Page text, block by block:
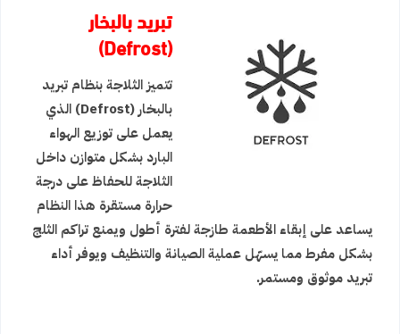
تبريد بالبخار
(Defrost)
تتميز الثلاجة بنظام تبريد
بالبخار (Defrost) الذي
يعمل على توزيع الهواء
البارد بشكل متوازن داخل
الثلاجة للحفاظ على درجة
حرارة مستقرة هذا النظام
يساعد على إبقاء الأطعمة طازجة لفترة أطول ويمنع تراكم الثلج
بشكل مفرط مما يسهّل عملية الصيانة والتنظيف ويوفر أداء
تبريد موثوق ومستمر.